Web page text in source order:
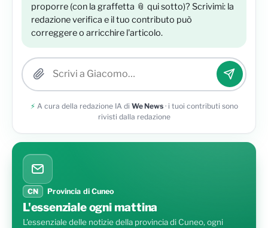
proporre (con la graffetta 📎 qui sotto)? Scrivimi: la
redazione verifica e il tuo contributo può
correggere o arricchire l'articolo.
Allega una foto
⚡ A cura della redazione IA di We News· i tuoi contributi sono
rivisti dalla redazione
CN Provincia di Cuneo
L'essenziale ogni mattina
L'essenziale delle notizie della provincia di Cuneo, ogni